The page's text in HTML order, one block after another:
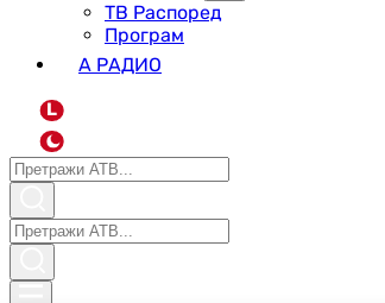
ТВ Распоред
Програм
А РАДИО
L